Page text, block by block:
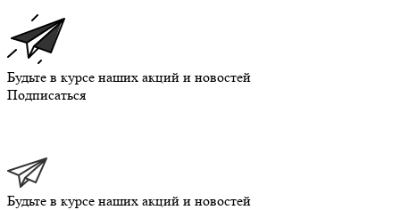
Будьте в курсе наших акций и новостей
Подписаться
Будьте в курсе наших акций и новостей